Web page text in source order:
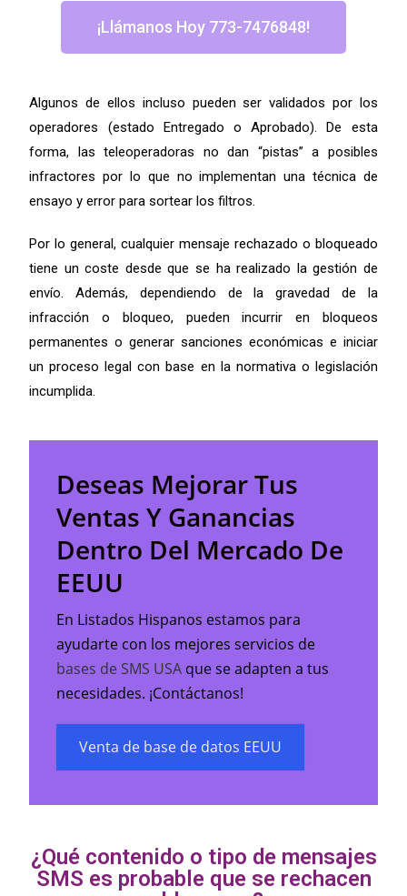
¡Llámanos Hoy 773-7476848!
Algunos de ellos incluso pueden ser validados por los
operadores (estado Entregado o Aprobado). De esta
forma, las teleoperadoras no dan “pistas” a posibles
infractores por lo que no implementan una técnica de
ensayo y error para sortear los filtros.
Por lo general, cualquier mensaje rechazado o bloqueado
tiene un coste desde que se ha realizado la gestión de
envío.Además, dependiendo de la gravedad de la
infracción o bloqueo, pueden incurrir en bloqueos
permanentes o generar sanciones económicas e iniciar
un proceso legal con base en la normativa o legislación
incumplida.
Deseas Mejorar Tus
Ventas Y Ganancias
Dentro Del Mercado De
EEUU
En Listados Hispanos estamos para
ayudarte con los mejores servicios de
bases de SMS USA que se adapten a tus
necesidades. ¡Contáctanos!
Venta de base de datos EEUU
¿Qué contenido o tipo de mensajes
SMS es probable que se rechacen